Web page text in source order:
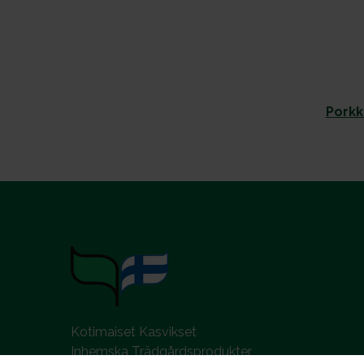
Kotimaiset Kasvikset
Inhemska Trädgårdsprodukter